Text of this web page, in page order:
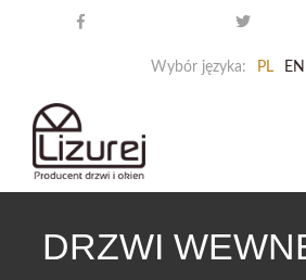
Wybór języka: PL EN
DRZWI